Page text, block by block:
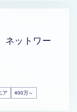
ネットワー
ア 400万～